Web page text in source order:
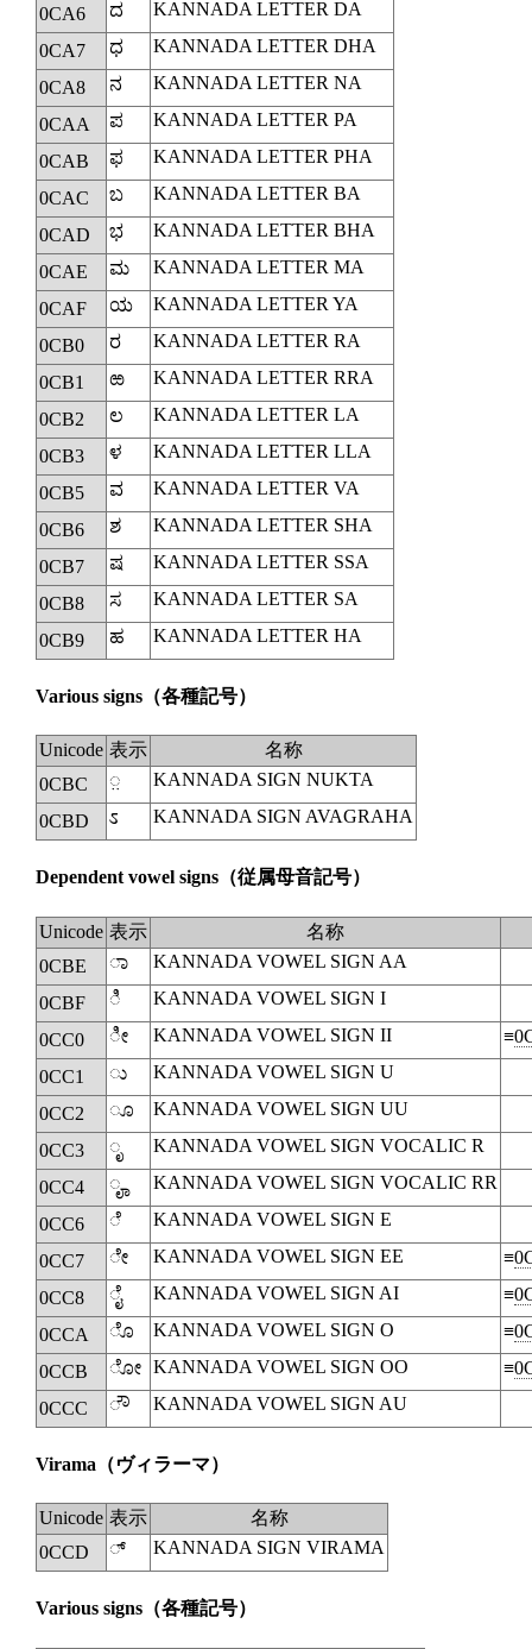
0CA6 ದ KANNADA LETTER DA
0CA7 ಧ KANNADA LETTER DHA
0CA8 ನ KANNADA LETTER NA
0CAA ಪ KANNADA LETTER PA
0CAB ಫ KANNADA LETTER PHA
0CAC ಬ KANNADA LETTER BA
0CAD ಭ KANNADA LETTER BHA
0CAE ಮ KANNADA LETTER MA
0CAF ಯ KANNADA LETTER YA
0CB0 ರ KANNADA LETTER RA
0CB1 ಱ KANNADA LETTER RRA
0CB2 ಲ KANNADA LETTER LA
0CB3 ಳ KANNADA LETTER LLA
0CB5 ವ KANNADA LETTER VA
0CB6 ಶ KANNADA LETTER SHA
0CB7 ಷ KANNADA LETTER SSA
0CB8 ಸ KANNADA LETTER SA
0CB9 ಹ KANNADA LETTER HA
Various signs （各種記号）
Unicode 表示
名称
0CBC
◌಼ KANNADA SIGN NUKTA
0CBD ಽ KANNADA SIGN AVAGRAHA
Dependent vowel signs （従属母音記号）
Unicode 表示
名称
0CBE
ಾ KANNADA VOWEL SIGN AA
0CBF ◌ಿ KANNADA VOWEL SIGN I
0CC0 ೀ KANNADA VOWEL SIGN II ≡
0CC1
ು KANNADA VOWEL SIGN U
0CC2 ೂ KANNADA VOWEL SIGN UU
0CC3 ೃ KANNADA VOWEL SIGN VOCALIC R
0CC4 ೄ KANNADA VOWEL SIGN VOCALIC RR
0CC6 ◌ೆ KANNADA VOWEL SIGN E
0CC7 ೇ KANNADA VOWEL SIGN EE ≡
0CC8
ೈ KANNADA VOWEL SIGN AI ≡
0CCA
ೊ KANNADA VOWEL SIGN O ≡
0CCB
ೋ KANNADA VOWEL SIGN OO ≡
0CCC
◌ೌ KANNADA VOWEL SIGN AU
Virama （ヴィラーマ）
Unicode 表示
名称
0CCD
◌್ KANNADA SIGN VIRAMA
Various signs （各種記号）